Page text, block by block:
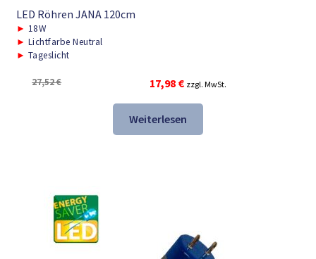
LED Röhren JANA 120cm
► 18W
► Lichtfarbe Neutral
► Tageslicht
27,52€
Ursprünglicher
Preis
war:
27,52 €
17,98 €Aktueller
Preis
ist:
17,98 €.
zzgl. MwSt.
Weiterlesen